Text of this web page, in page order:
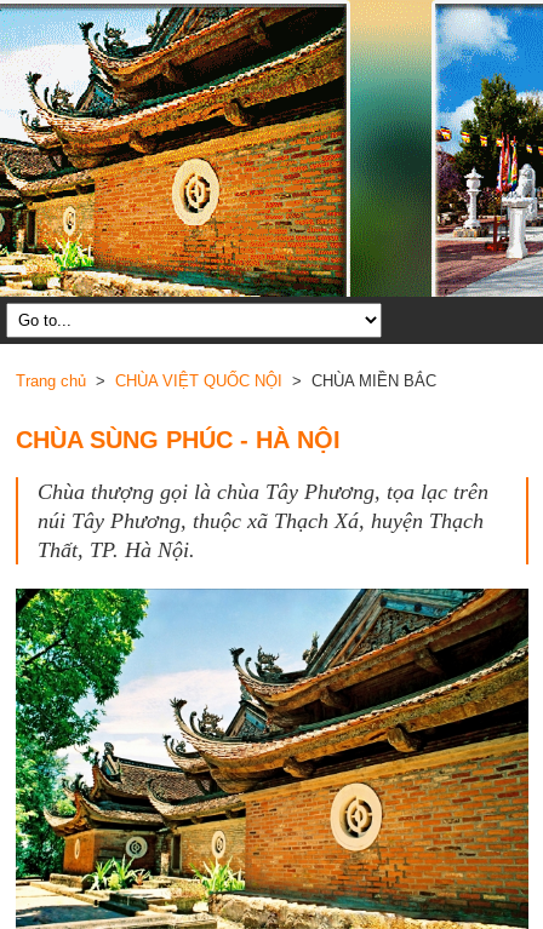
Trang chủ> CHÙA VIỆT QUỐC NỘI > CHÙA MIỀN BẮC
CHÙA SÙNG PHÚC - HÀ NỘI
Chùa thượng gọi là chùa Tây Phương, tọa lạc trên
núi Tây Phương, thuộc xã Thạch Xá, huyện Thạch
Thất, TP. Hà Nội.